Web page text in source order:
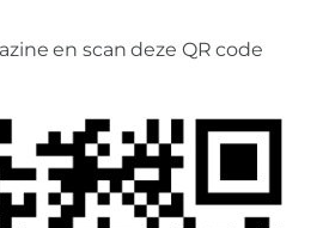
en scan deze QR code